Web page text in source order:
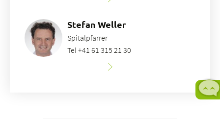
Stefan Weller
Spitalpfarrer
Tel +41 61 315 21 30